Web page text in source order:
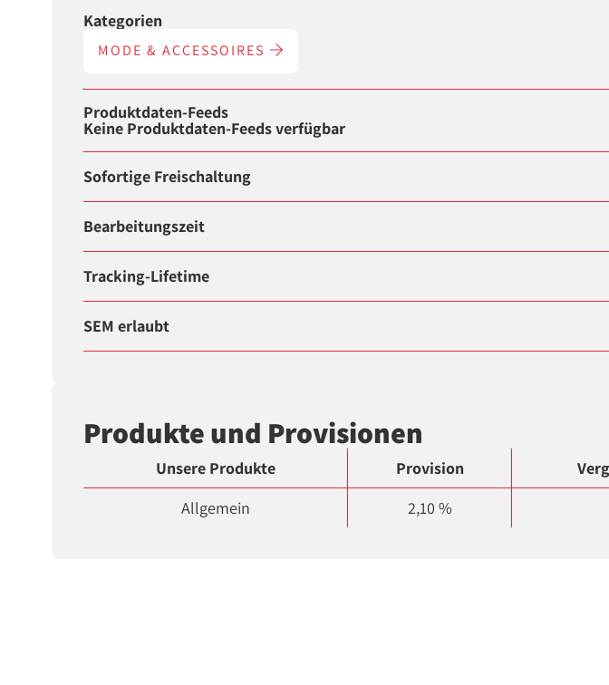
Kategorien
MODE & ACCESSOIRES
Produktdaten-Feeds
Keine Produktdaten-Feeds verfügbar
Sofortige Freischaltung
Bearbeitungszeit
Tracking-Lifetime
SEM erlaubt
Produkte und Provisionen
Unsere Produkte Provision
Allgemein
2,10 %